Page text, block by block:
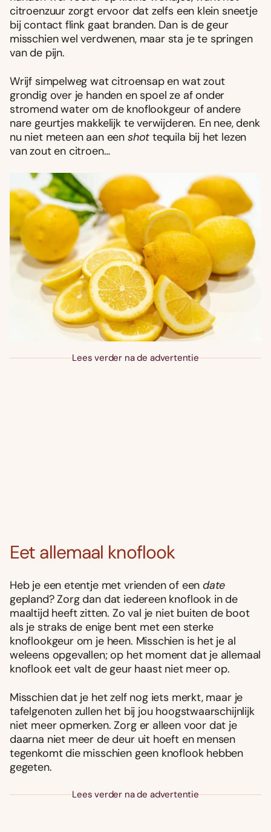
citroenzuur zorgt ervoor dat zelfs een klein sneetje
bij contact flink gaat branden. Dan is de geur
misschien wel verdwenen, maar sta je te springen
van de pijn.
Wrijf simpelweg wat citroensap en wat zout
grondig over je handen en spoel ze af onder
stromend water om de knoflookgeur of andere
nare geurtjes makkelijk te verwijderen. En nee, denk
nu niet meteen aan een shot tequila bij het lezen
van zout en citroen…
Lees verder na de advertentie
Eet allemaal knoflook
Heb je een etentje met vrienden of een date
gepland? Zorg dan dat iedereen knoflook in de
maaltijd heeft zitten. Zo val je niet buiten de boot
als je straks de enige bent met een sterke
knoflookgeur om je heen. Misschien is het je al
weleens opgevallen; op het moment dat je allemaal
knoflook eet valt de geur haast niet meer op.
Misschien dat je het zelf nog iets merkt, maar je
tafelgenoten zullen het bij jou hoogstwaarschijnlijk
niet meer opmerken. Zorg er alleen voor dat je
daarna niet meer de deur uit hoeft en mensen
tegenkomt die misschien geen knoflook hebben
gegeten.
Lees verder na de advertentie